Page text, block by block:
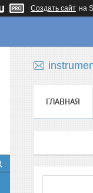
Создать сайт на
ГЛАВНАЯ